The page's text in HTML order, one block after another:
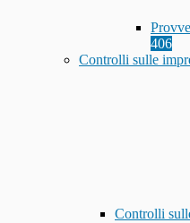
406
Controlli sulle
Controlli